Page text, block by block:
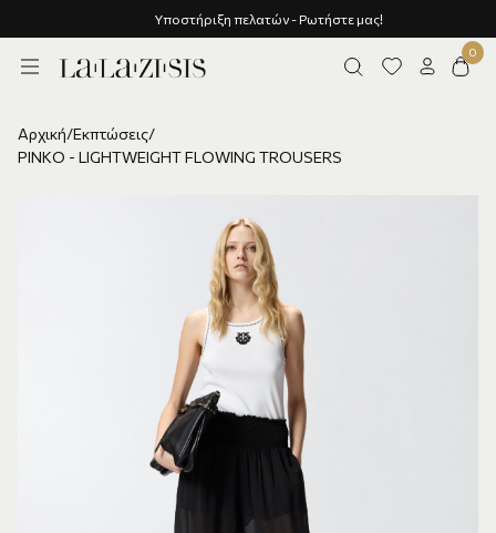
Υποστήριξη πελατών - Ρωτήστε μας!
Αρχική/Εκπτώσεις/
PINKO - LIGHTWEIGHT FLOWING TROUSERS